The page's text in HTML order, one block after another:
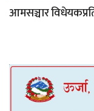
आमसञ्चार